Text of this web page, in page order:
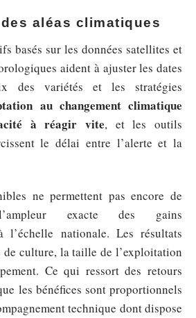
aléas climatiques
basés sur les données satellites et
aident à ajuster les dates
des variétés et les stratégies
au changement climatique
à réagir vite, et les outils
le délai entre l’alerte et la
ne permettent pas encore de
exacte des gains
l’échelle nationale. Les résultats
culture, la taille de l’exploitation
Ce qui ressort des retours
les bénéfices sont proportionnels
technique dont dispose